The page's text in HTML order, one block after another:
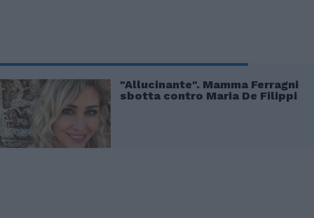
"Allucinante". Mamma Ferragni
sbotta contro Maria De Filippi